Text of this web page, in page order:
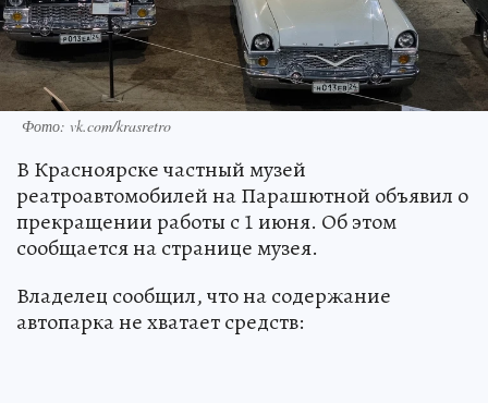
Фото: vk.com/krasretro
В Красноярске частный музей
реатроавтомобилей на Парашютной объявил о
прекращении работы с 1 июня. Об этом
сообщается на странице музея.
Владелец сообщил, что на содержание
автопарка не хватает средств: